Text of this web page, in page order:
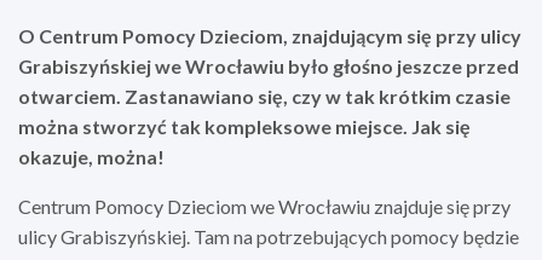
O Centrum Pomocy Dzieciom, znajdującym się przy ulicy
Grabiszyńskiej we Wrocławiu było głośno jeszcze przed
otwarciem. Zastanawiano się, czy w tak krótkim czasie
można stworzyć tak kompleksowe miejsce. Jak się
okazuje, można!
Centrum Pomocy Dzieciom we Wrocławiu znajduje się przy
ulicy Grabiszyńskiej. Tam na potrzebujących pomocy będzie